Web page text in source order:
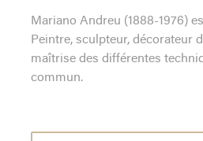
Mariano Andreu (1888-1976)
Peintre, sculpteur, décorateur
maîtrise des différentes
commun.